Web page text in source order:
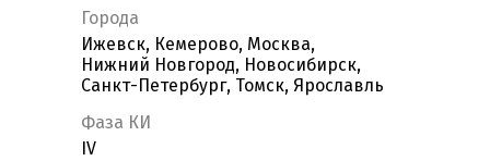
Города
Ижевск, Кемерово, Москва,
Нижний Новгород, Новосибирск,
Санкт-Петербург, Томск, Ярославль
Фаза КИ
IV